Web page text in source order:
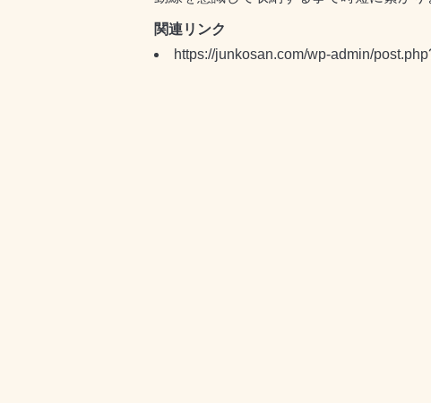
関連リンク
https://junkosan.com/wp-admin/